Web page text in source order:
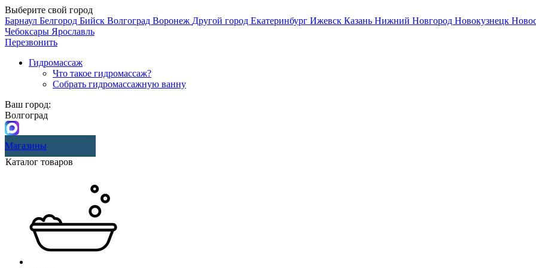
Выберите свой город
Барнаул Белгород Бийск Волгоград Воронеж Другой город Екатеринбург Ижевск Казань Нижний Новгород Новокузнецк
Чебоксары Ярославль
Перезвонить
Гидромассаж
Что такое гидромассаж?
Собрать гидромассажную ванну
Ваш город:
Волгоград
Магазины
Каталог товаров